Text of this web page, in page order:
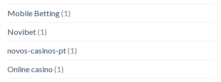
Mobile Betting(1)
Novibet(1)
novos-casinos-pt(1)
Online casino (1)